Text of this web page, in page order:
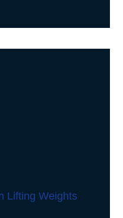
Lifting Weights